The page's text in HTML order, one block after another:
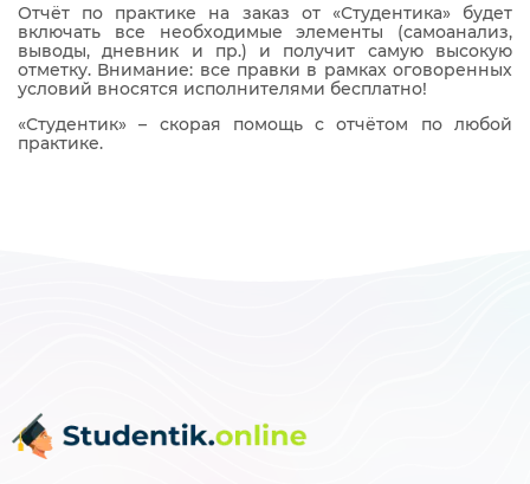
Отчёт по практике на заказ от «Студентика» будет
включать все необходимые элементы (самоанализ,
выводы, дневник и пр.) и получит самую высокую
отметку. Внимание: все правки в рамках оговоренных
условий вносятся исполнителями бесплатно!
«Студентик» – скорая помощь с отчётом по любой
практике.